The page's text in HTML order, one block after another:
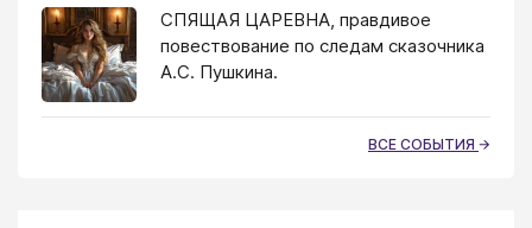
СПЯЩАЯ ЦАРЕВНА, правдивое
повествование по следам сказочника
А.С. Пушкина.
ВСЕ СОБЫТИЯ